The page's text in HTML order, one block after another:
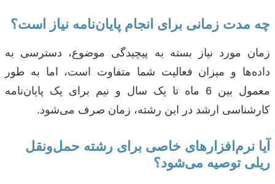
چه مدت زمانی برای انجام پایان‌نامه نیاز است؟
زمان مورد نیاز بسته به پیچیدگی موضوع، دسترسی به
داده‌ها و میزان فعالیت شما متفاوت است، اما به طور
معمول بین 6 ماه تا یک سال و نیم برای یک پایان‌نامه
کارشناسی ارشد در این رشته، زمان صرف می‌شود.
آیا نرم‌افزارهای خاصی برای رشته حمل‌ونقل
ریلی توصیه می‌شود؟